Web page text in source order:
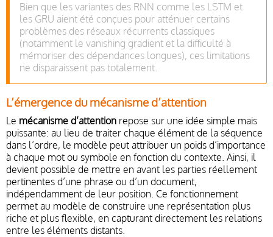
Bien que les variantes des RNN comme les LSTM et
les GRU aient été conçues pour atténuer certains
problèmes des réseaux récurrents classiques
(notamment le vanishing gradient et la difficulté à
mémoriser des dépendances longues), ces limitations
ne disparaissent pas totalement.
L’émergence du mécanisme d’attention
Le mécanisme d’attention repose sur une idée simple mais
puissante: au lieu de traiter chaque élément de la séquence
dans l’ordre, le modèle peut attribuer un poids d’importance
à chaque mot ou symbole en fonction du contexte. Ainsi, il
devient possible de mettre en avant les parties réellement
pertinentes d’une phrase ou d’un document,
indépendamment de leur position. Ce fonctionnement
permet au modèle de construire une représentation plus
riche et plus flexible, en capturant directement les relations
entre les éléments distants.